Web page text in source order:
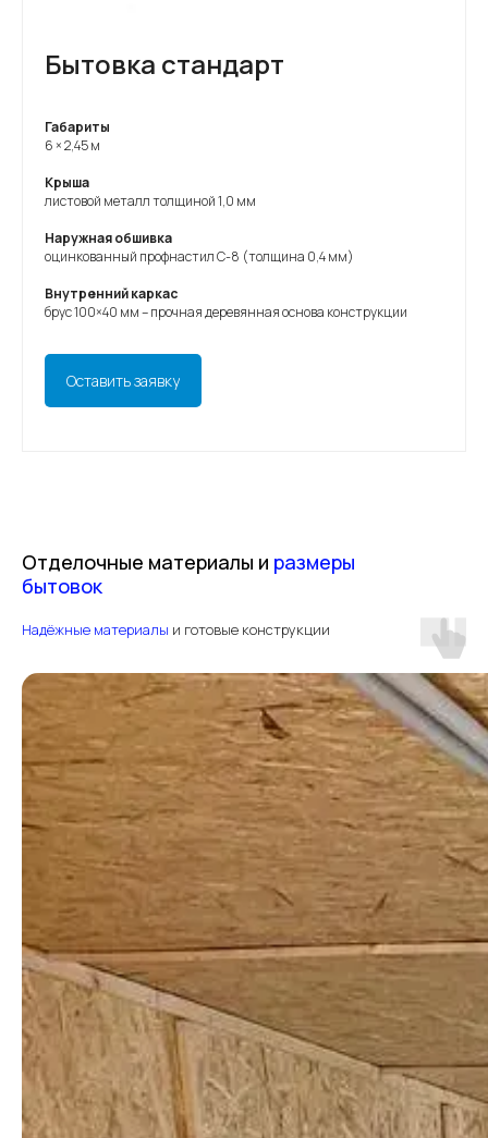
Бытовка стандарт
Габариты
6 × 2,45 м
Крыша
листовой металл толщиной 1,0 мм
Наружная обшивка
оцинкованный профнастил С-8 (толщина 0,4 мм)
Внутренний каркас
брус 100×40 мм – прочная деревянная основа конструкции
Оставить заявку
Отделочные материалы и размеры
бытовок
Надёжные материалы и готовые конструкции